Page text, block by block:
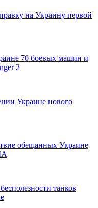
на Украину первой
70 боевых машин и
2
Украине нового
обещанных Украине
танков